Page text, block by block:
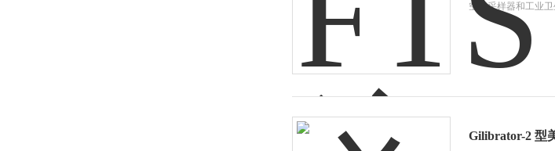
空气采样器和工业卫
Gilibrator-2 型